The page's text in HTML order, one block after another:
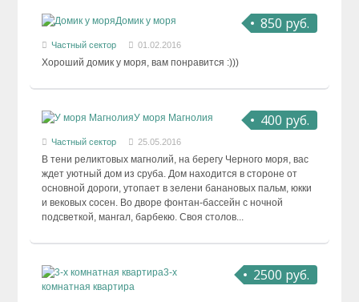
850 руб.
Домик у моря
Частный сектор 01.02.2016
Хороший домик у моря, вам понравится :)))
400 руб.
У моря Магнолия
Частный сектор 25.05.2016
В тени реликтовых магнолий, на берегу Черного моря, вас
ждет уютный дом из сруба. Дом находится в стороне от
основной дороги, утопает в зелени банановых пальм, юкки
и вековых сосен. Во дворе фонтан-бассейн с ночной
подсветкой, мангал, барбекю. Своя столов...
2500 руб.
3-х
комнатная квартира